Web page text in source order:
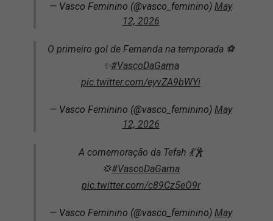
— Vasco Feminino (@vasco_feminino) May
12, 2026
O primeiro gol de Fernanda na temporada ⚽️
✨#VascoDaGama
pic.twitter.com/eyvZA9bWYi
— Vasco Feminino (@vasco_feminino) May
12, 2026
A comemoração da Tefah 💃🕺
💢#VascoDaGama
pic.twitter.com/c89Cz5eO9r
— Vasco Feminino (@vasco_feminino) May